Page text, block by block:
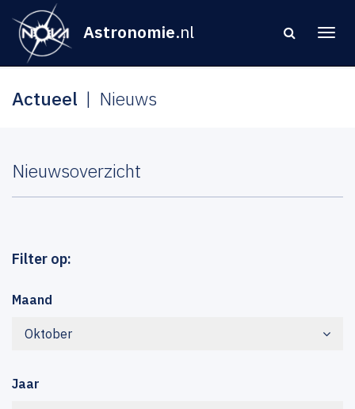
Astronomie.nl
Actueel Nieuws
Nieuwsoverzicht
Filter op:
Maand
Oktober
Jaar